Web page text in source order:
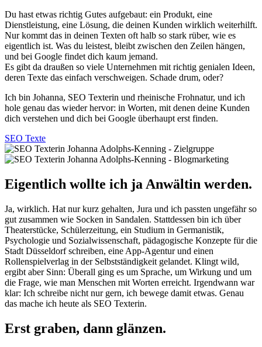
Du hast etwas richtig Gutes aufgebaut: ein Produkt, eine
Dienstleistung, eine Lösung, die deinen Kunden wirklich weiterhilft.
Nur kommt das in deinen Texten oft halb so stark rüber, wie es
eigentlich ist. Was du leistest, bleibt zwischen den Zeilen hängen,
und bei Google findet dich kaum jemand.
Es gibt da draußen so viele Unternehmen mit richtig genialen Ideen,
deren Texte das einfach verschweigen. Schade drum, oder?
Ich bin Johanna, SEO Texterin und rheinische Frohnatur, und ich
hole genau das wieder hervor: in Worten, mit denen deine Kunden
dich verstehen und dich bei Google überhaupt erst finden.
SEO Texte
Eigentlich wollte ich ja Anwältin werden.
Ja, wirklich. Hat nur kurz gehalten, Jura und ich passten ungefähr so
gut zusammen wie Socken in Sandalen. Stattdessen bin ich über
Theaterstücke, Schülerzeitung, ein Studium in Germanistik,
Psychologie und Sozialwissenschaft, pädagogische Konzepte für die
Stadt Düsseldorf schreiben, eine App-Agentur und einen
Rollenspielverlag in der Selbstständigkeit gelandet. Klingt wild,
ergibt aber Sinn: Überall ging es um Sprache, um Wirkung und um
die Frage, wie man Menschen mit Worten erreicht. Irgendwann war
klar: Ich schreibe nicht nur gern, ich bewege damit etwas. Genau
das mache ich heute als SEO Texterin.
Erst graben, dann glänzen.